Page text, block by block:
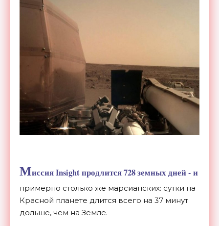
Миссия Insight продлится 728 земных дней - и
примерно столько же марсианских: сутки на
Красной планете длится всего на 37 минут
дольше, чем на Земле.